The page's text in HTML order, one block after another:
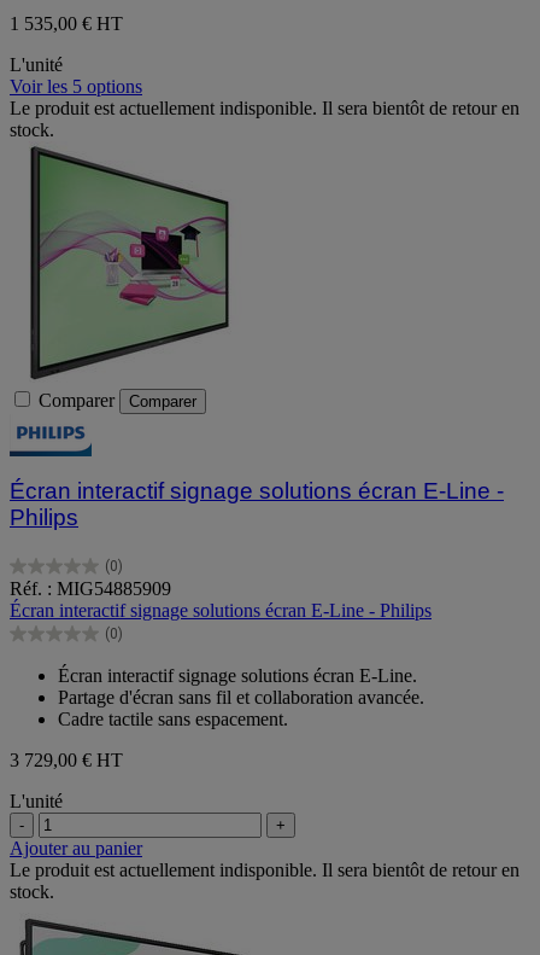
1 535,00 € HT
L'unité
Voir les 5 options
Le produit est actuellement indisponible. Il sera bientôt de retour en
stock.
Comparer Comparer
Écran interactif signage solutions écran E-Line -
Philips
(0)
0.0
sur
5
étoiles.
Réf. : MIG54885909
Écran interactif signage solutions écran E-Line - Philips
(0)
0.0
étoiles.
Écran interactif signage solutions écran E-Line.
Partage d'écran sans fil et collaboration avancée.
Cadre tactile sans espacement.
3 729,00 € HT
L'unité
- +
Ajouter au panier
Le produit est actuellement indisponible. Il sera bientôt de retour en
stock.